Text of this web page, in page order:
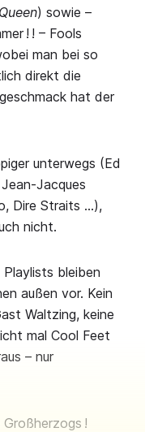
) sowie –
! ! – Fools
man bei so
direkt die
hat der
unterwegs (Ed
Jacques
Dire Straits …),
nicht.
bleiben
außen vor. Kein
Waltzing, keine
mal Cool Feet
– nur
!